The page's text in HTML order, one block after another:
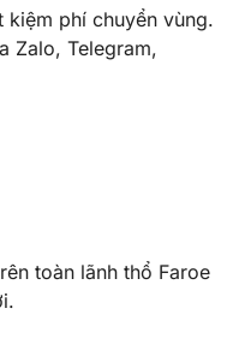
phí chuyển vùng.
Zalo, Telegram,
toàn lãnh thổ Faroe